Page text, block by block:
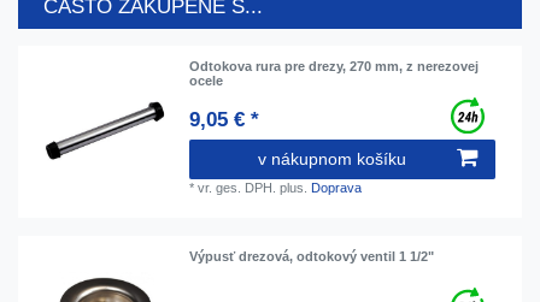
ČASTO ZAKÚPENÉ S...
Odtokova rura pre drezy, 270 mm, z nerezovej
ocele
9,05 € *
v nákupnom košíku
*vr. ges. DPH. plus. Doprava
Výpusť drezová, odtokový ventil 1 1/2"